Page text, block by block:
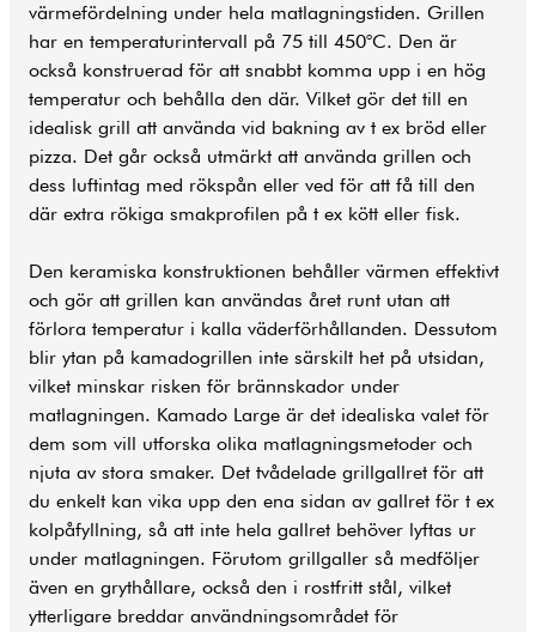
värmefördelning under hela matlagningstiden. Grillen
har en temperaturintervall på 75 till 450°C. Den är
också konstruerad för att snabbt komma upp i en hög
temperatur och behålla den där. Vilket gör det till en
idealisk grill att använda vid bakning av t ex bröd eller
pizza. Det går också utmärkt att använda grillen och
dess luftintag med rökspån eller ved för att få till den
där extra rökiga smakprofilen på t ex kött eller fisk.
Den keramiska konstruktionen behåller värmen effektivt
och gör att grillen kan användas året runt utan att
förlora temperatur i kalla väderförhållanden. Dessutom
blir ytan på kamadogrillen inte särskilt het på utsidan,
vilket minskar risken för brännskador under
matlagningen. Kamado Large är det idealiska valet för
dem som vill utforska olika matlagningsmetoder och
njuta av stora smaker. Det tvådelade grillgallret för att
du enkelt kan vika upp den ena sidan av gallret för t ex
kolpåfyllning, så att inte hela gallret behöver lyftas ur
under matlagningen. Förutom grillgaller så medföljer
även en grythållare, också den i rostfritt stål, vilket
ytterligare breddar användningsområdet för